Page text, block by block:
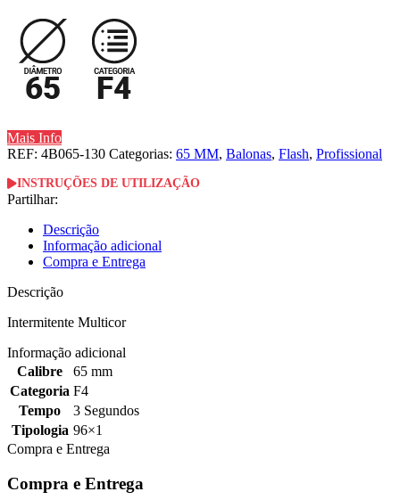
Mais Info
REF: 4B065-130 Categorias: 65 MM, Balonas, Flash, Profissional
INSTRUÇÕES DE UTILIZAÇÃO
Partilhar:
Descrição
Informação adicional
Compra e Entrega
Descrição
Intermitente Multicor
Informação adicional
Calibre
65 mm
Categoria F4
Tempo
3 Segundos
Tipologia 96×1
Compra e Entrega
Compra e Entrega